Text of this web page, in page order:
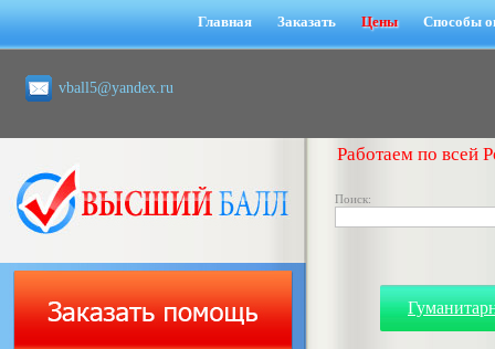
Главная Заказать Цены Способы
vball5@yandex.ru
Работаем по всей
Поиск: